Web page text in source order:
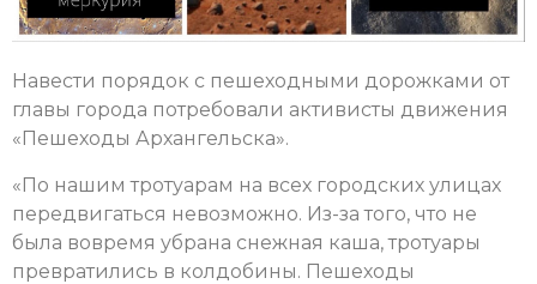
Навести порядок с пешеходными дорожками от
главы города потребовали активисты движения
«Пешеходы Архангельска».
«По нашим тротуарам на всех городских улицах
передвигаться невозможно. Из-за того, что не
была вовремя убрана снежная каша, тротуары
превратились в колдобины. Пешеходы